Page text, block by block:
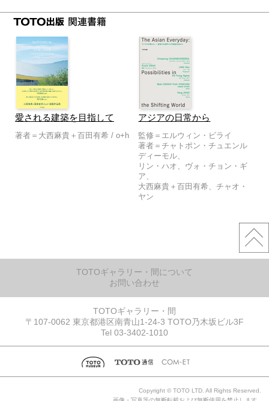
愛される建築を目指して
著者＝大西麻貴＋百田有希 / o+h
アジアの日常から
監修＝エルウィン・ビライ
著者＝チャトポン・チュエンル
ディーモル、
リン・ハオ、ヴォ・チョン・ギ
ア、
大西麻貴＋百田有希、チャオ・
ヤン
TOTOギャラリー・間について
お問い合わせ
TOTOギャラリー・間
〒107-0062 東京都港区南青山1-24-3 TOTO乃木坂ビル3F
Tel 03-3402-1010
Copyright © TOTO LTD. All Rights Reserved.